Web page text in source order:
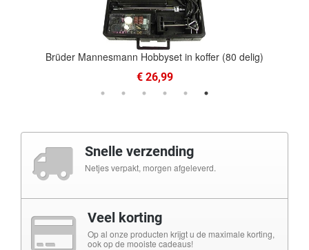
Brüder Mannesmann Hobbyset in koffer (80 delig)
€ 26,99
Snelle verzending
Netjes verpakt, morgen afgeleverd.
Veel korting
Op al onze producten krijgt u de maximale korting,
ook op de mooiste cadeaus!